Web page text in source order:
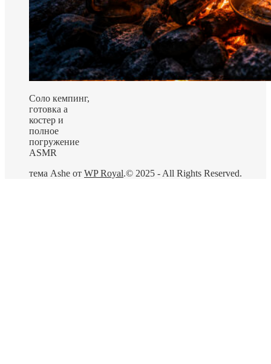
Соло кемпинг,
готовка а
костер и
полное
погружение
ASMR
© 2025 - All Rights Reserved.
тема Ashe от WP Royal.